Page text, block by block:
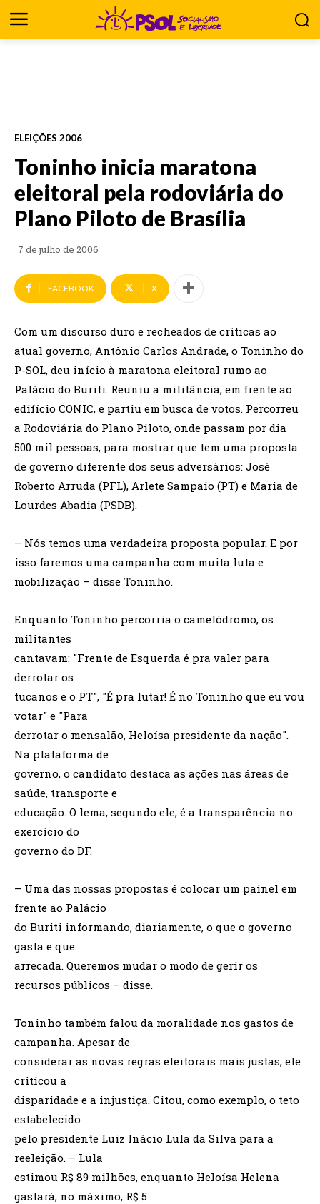
ELEIÇÕES 2006
Toninho inicia maratona
eleitoral pela rodoviária do
Plano Piloto de Brasília
7 de julho de 2006
FACEBOOK X
Com um discurso duro e recheados de críticas ao
atual governo, Antônio Carlos Andrade, o Toninho do
P-SOL, deu início à maratona eleitoral rumo ao
Palácio do Buriti. Reuniu a militância, em frente ao
edifício CONIC, e partiu em busca de votos. Percorreu
a Rodoviária do Plano Piloto, onde passam por dia
500 mil pessoas, para mostrar que tem uma proposta
de governo diferente dos seus adversários: José
Roberto Arruda (PFL), Arlete Sampaio (PT) e Maria de
Lourdes Abadia (PSDB).
– Nós temos uma verdadeira proposta popular. E por
isso faremos uma campanha com muita luta e
mobilização – disse Toninho.
Enquanto Toninho percorria o camelódromo, os
militantes
cantavam: "Frente de Esquerda é pra valer para
derrotar os
tucanos e o PT", "É pra lutar! É no Toninho que eu vou
votar" e "Para
derrotar o mensalão, Heloísa presidente da nação".
Na plataforma de
governo, o candidato destaca as ações nas áreas de
saúde, transporte e
educação. O lema, segundo ele, é a transparência no
exercício do
governo do DF.
– Uma das nossas propostas é colocar um painel em
frente ao Palácio
do Buriti informando, diariamente, o que o governo
gasta e que
arrecada. Queremos mudar o modo de gerir os
recursos públicos – disse.
Toninho também falou da moralidade nos gastos de
campanha. Apesar de
considerar as novas regras eleitorais mais justas, ele
criticou a
disparidade e a injustiça. Citou, como exemplo, o teto
estabelecido
pelo presidente Luiz Inácio Lula da Silva para a
reeleição. – Lula
estimou R$ 89 milhões, enquanto Heloísa Helena
gastará, no máximo, R$ 5